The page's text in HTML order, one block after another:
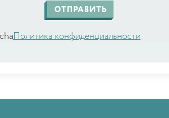
Политика конфиденциальности